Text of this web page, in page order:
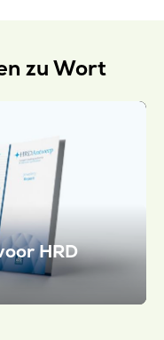
zu Wort
HRD